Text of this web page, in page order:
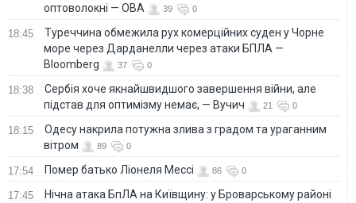
оптоволокні — ОВА
39 0
18:45
Туреччина обмежила рух комерційних суден у Чорне
море через Дарданелли через атаки БПЛА —
Bloomberg
37 0
18:38
Сербія хоче якнайшвидшого завершення війни, але
підстав для оптимізму немає, — Вучич
21 0
18:15
Одесу накрила потужна злива з градом та ураганним
вітром
89 0
17:54 Помер батько Ліонеля Мессі 86 0
17:45
Нічна атака БпЛА на Київщину: у Броварському районі